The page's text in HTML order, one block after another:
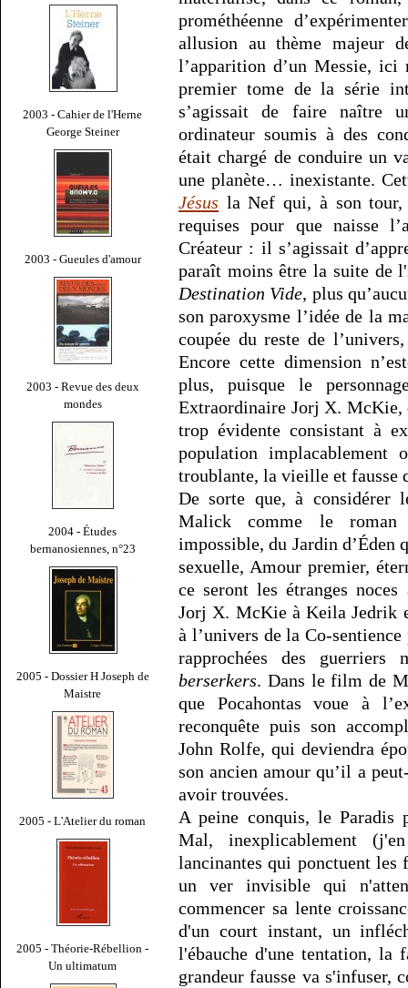
2003 - Cahier de l'Herne
George Steiner
2003 - Gueules d'amour
2003 - Revue des deux
mondes
2004 - Études
bernanosiennes, n°23
2005 - Dossier H Joseph de
Maistre
2005 - L'Atelier du roman
2005 - Théorie-Rébellion -
Un ultimatum
prométhéenne
allusion au thème majeur
l’apparition d’un Messie,
premier tome de la série
s’agissait de faire naître
ordinateur soumis à des
était chargé de conduire un
une planète… inexistante.
Jésus la Nef qui, à son
requises pour que naisse
Créateur : il s’agissait
paraît moins être la suite de
Destination Vide, plus
son paroxysme l’idée de la
coupée du reste de
Encore cette dimension
plus, puisque le
Extraordinaire Jorj X. McKie,
trop évidente consistant à
population implacablement
troublante, la vieille et fausse
De sorte que, à considérer
Malick comme le roman
impossible, du Jardin d’Éden
sexuelle, Amour premier,
ce seront les étranges
Jorj X. McKie à Keila Jedrik
à l’univers de la Co-
rapprochées des
berserkers. Dans le film de
que Pocahontas voue à
reconquête puis son
John Rolfe, qui deviendra
son ancien amour qu’il a
avoir trouvées.
A peine conquis, le Paradis
Mal, inexplicablement
lancinantes qui ponctuent
un ver invisible qui
commencer sa lente
d'un court instant, un
l'ébauche d'une tentation,
grandeur fausse va s'infuser,